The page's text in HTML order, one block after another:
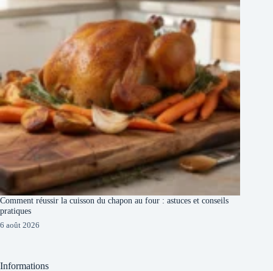
Comment réussir la cuisson du chapon au four : astuces et conseils
pratiques
6 août 2026
Informations